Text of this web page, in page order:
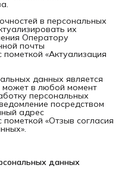
в персональных
их
Оператору
почты
пометкой «Актуализация
данных является
может в любой момент
персональных
посредством
адрес
пометкой «Отзыв согласия
данных